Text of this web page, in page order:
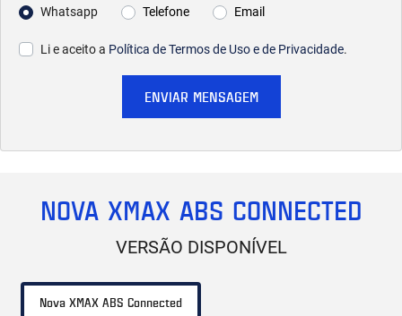
Whatsapp
Telefone Email
Li e aceito a Política de Termos de Uso e de Privacidade.
ENVIAR MENSAGEM
NOVA XMAX ABS CONNECTED
VERSÃO DISPONÍVEL
Nova XMAX ABS Connected